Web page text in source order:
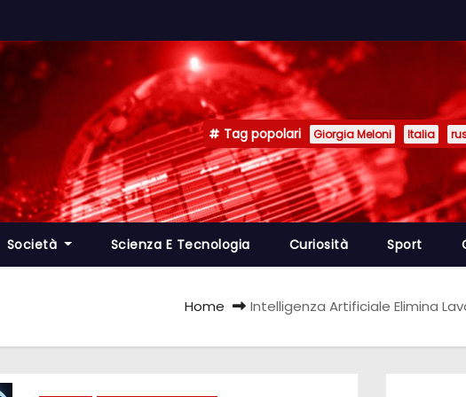
Tag popolari Giorgia Meloni Italia
Società Scienza E Tecnologia Curiosità Sport
Home Intelligenza Artificiale Elimina